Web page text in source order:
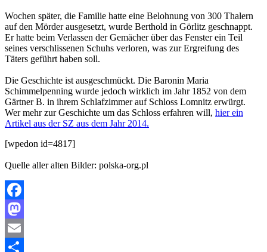
Wochen später, die Familie hatte eine Belohnung von 300 Thalern
auf den Mörder ausgesetzt, wurde Berthold in Görlitz geschnappt.
Er hatte beim Verlassen der Gemächer über das Fenster ein Teil
seines verschlissenen Schuhs verloren, was zur Ergreifung des
Täters geführt haben soll.
Die Geschichte ist ausgeschmückt. Die Baronin Maria
Schimmelpenning wurde jedoch wirklich im Jahr 1852 von dem
Gärtner B. in ihrem Schlafzimmer auf Schloss Lomnitz erwürgt.
Wer mehr zur Geschichte um das Schloss erfahren will, hier ein
Artikel aus der SZ aus dem Jahr 2014.
[wpedon id=4817]
Quelle aller alten Bilder: polska-org.pl
Facebook
Mastodon
Email